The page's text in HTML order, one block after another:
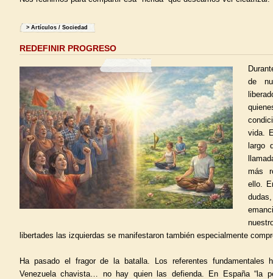
> Artículos / Sociedad
REDEFINIR PROGRESO
de
vida.
largo
más
ello.
libertades las izquierdas se manifestaron también especialmente
Ha pasado el fragor de la batalla. Los referentes fundamentales
Venezuela chavista… no hay quien las defienda. En España “la